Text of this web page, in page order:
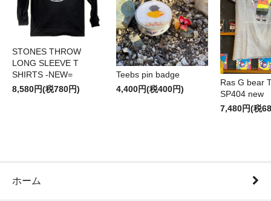
STONES THROW
LONG SLEEVE T
SHIRTS -NEW=
8,580円(税780円)
Teebs pin badge
4,400円(税400円)
Ras G bear
SP404 new
7,480円(税
ホーム